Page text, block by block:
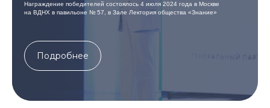
Награждение победителей состоялось 4 июля 2024 года в Москве
на ВДНХ в павильоне № 57, в Зале Лектория общества «Знание»
Подробнее